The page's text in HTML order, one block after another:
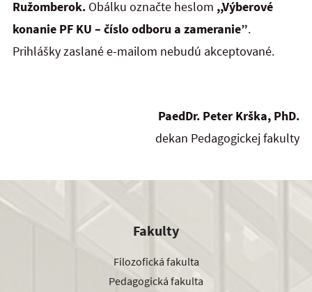
Ružomberok. Obálku označte heslom ,,Výberové
konanie PF KU – číslo odboru a zameranie”.
Prihlášky zaslané e-mailom nebudú akceptované.
PaedDr. Peter Krška, PhD.
dekan Pedagogickej fakulty
Fakulty
Filozofická fakulta
Pedagogická fakulta